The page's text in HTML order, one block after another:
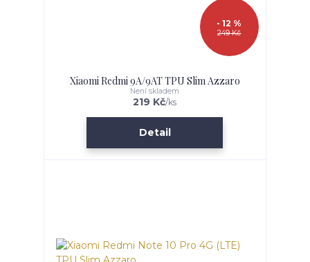
249 Kč
- 12 %
Xiaomi Redmi 9A/9AT TPU Slim Azzaro
219 Kč/ks
Není skladem
Detail